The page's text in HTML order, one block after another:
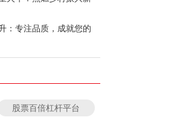
：专注品质，成就您的
股票百倍杠杆平台